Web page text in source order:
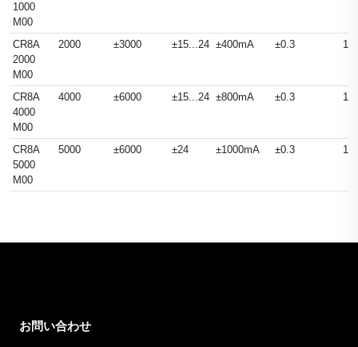
1000
M00
CR8A
2000
M00
2000 ±3000 ±15...24 ±400mA ±0.3
CR8A
4000
M00
4000 ±6000 ±15...24 ±800mA ±0.3
CR8A
5000
M00
5000 ±6000 ±24 ±1000mA ±0.3
お問い合わせ